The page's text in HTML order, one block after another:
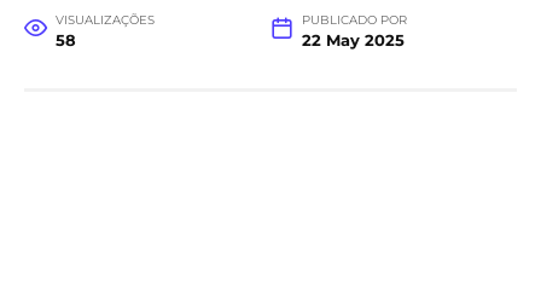
VISUALIZAÇÕES
58
PUBLICADO POR
22 May 2025